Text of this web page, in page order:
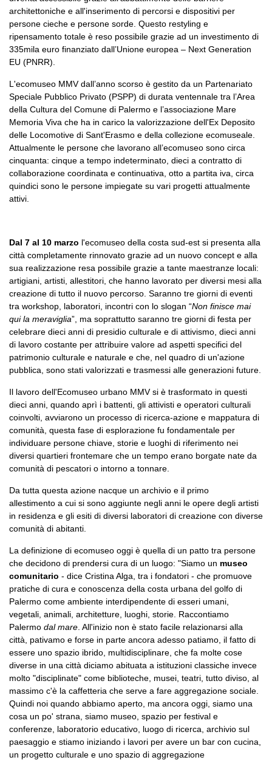
architettoniche e all'inserimento di percorsi e dispositivi per
persone cieche e persone sorde. Questo restyling e
ripensamento totale è reso possibile grazie ad un investimento di
335mila euro finanziato dall’Unione europea – Next Generation
EU (PNRR).
L'ecomuseo MMV dall’anno scorso è gestito da un Partenariato
Speciale Pubblico Privato (PSPP) di durata ventennale tra l’Area
della Cultura del Comune di Palermo e l’associazione Mare
Memoria Viva che ha in carico la valorizzazione dell'Ex Deposito
delle Locomotive di Sant'Erasmo e della collezione ecomuseale.
Attualmente le persone che lavorano all’ecomuseo sono circa
cinquanta: cinque a tempo indeterminato, dieci a contratto di
collaborazione coordinata e continuativa, otto a partita iva, circa
quindici sono le persone impiegate su vari progetti attualmente
attivi.
Dal 7 al 10 marzo l'ecomuseo della costa sud-est si presenta alla
città completamente rinnovato grazie ad un nuovo concept e alla
sua realizzazione resa possibile grazie a tante maestranze locali:
artigiani, artisti, allestitori, che hanno lavorato per diversi mesi alla
creazione di tutto il nuovo percorso. Saranno tre giorni di eventi
tra workshop, laboratori, incontri con lo slogan “Non finisce mai
qui la meraviglia”, ma soprattutto saranno tre giorni di festa per
celebrare dieci anni di presidio culturale e di attivismo, dieci anni
di lavoro costante per attribuire valore ad aspetti specifici del
patrimonio culturale e naturale e che, nel quadro di un'azione
pubblica, sono stati valorizzati e trasmessi alle generazioni future.
Il lavoro dell'Ecomuseo urbano MMV si è trasformato in questi
dieci anni, quando aprì i battenti, gli attivisti e operatori culturali
coinvolti, avviarono un processo di ricerca-azione e mappatura di
comunità, questa fase di esplorazione fu fondamentale per
individuare persone chiave, storie e luoghi di riferimento nei
diversi quartieri frontemare che un tempo erano borgate nate da
comunità di pescatori o intorno a tonnare.
Da tutta questa azione nacque un archivio e il primo
allestimento a cui si sono aggiunte negli anni le opere degli artisti
in residenza e gli esiti di diversi laboratori di creazione con diverse
comunità di abitanti.
La definizione di ecomuseo oggi è quella di un patto tra persone
che decidono di prendersi cura di un luogo: "Siamo un museo
comunitario - dice Cristina Alga, tra i fondatori - che promuove
pratiche di cura e conoscenza della costa urbana del golfo di
Palermo come ambiente interdipendente di esseri umani,
vegetali, animali, architetture, luoghi, storie. Raccontiamo
Palermo dal mare . All'inizio non è stato facile relazionarsi alla
città, pativamo e forse in parte ancora adesso patiamo, il fatto di
essere uno spazio ibrido, multidisciplinare, che fa molte cose
diverse in una città diciamo abituata a istituzioni classiche invece
molto "disciplinate" come biblioteche, musei, teatri, tutto diviso, al
massimo c'è la caffetteria che serve a fare aggregazione sociale.
Quindi noi quando abbiamo aperto, ma ancora oggi, siamo una
cosa un po' strana, siamo museo, spazio per festival e
conferenze, laboratorio educativo, luogo di ricerca, archivio sul
paesaggio e stiamo iniziando i lavori per avere un bar con cucina,
un progetto culturale e uno spazio di aggregazione